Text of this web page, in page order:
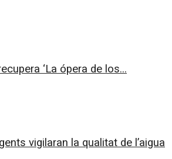
‘La ópera de los...
vigilaran la qualitat de l’aigua